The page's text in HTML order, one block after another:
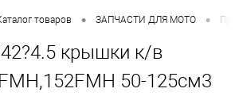
товаров • ЗАПЧАСТИ ДЛЯ МОТО •
крышки к/в
50-125см3